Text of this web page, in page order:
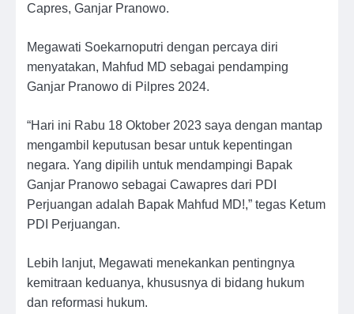
Capres, Ganjar Pranowo.
Megawati Soekarnoputri dengan percaya diri
menyatakan, Mahfud MD sebagai pendamping
Ganjar Pranowo di Pilpres 2024.
“Hari ini Rabu 18 Oktober 2023 saya dengan mantap
mengambil keputusan besar untuk kepentingan
negara. Yang dipilih untuk mendampingi Bapak
Ganjar Pranowo sebagai Cawapres dari PDI
Perjuangan adalah Bapak Mahfud MD!,” tegas Ketum
PDI Perjuangan.
Lebih lanjut, Megawati menekankan pentingnya
kemitraan keduanya, khususnya di bidang hukum
dan reformasi hukum.